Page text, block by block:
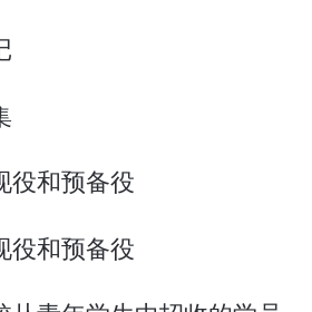
役和预备役
役和预备役